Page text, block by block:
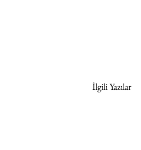
İlgili Yazılar